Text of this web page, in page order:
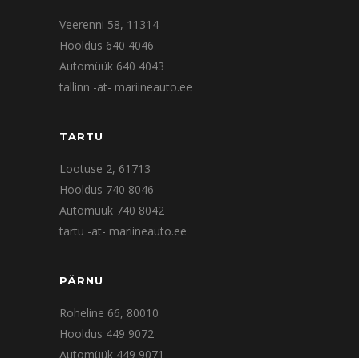
Veerenni 58, 11314
Hooldus 640 4046
Automüük 640 4043
tallinn -at- mariineauto.ee
TARTU
Lootuse 2, 61713
Hooldus 740 8046
Automüük 740 8042
tartu -at- mariineauto.ee
PÄRNU
Roheline 66, 80010
Hooldus 449 9072
Automüük 449 9071